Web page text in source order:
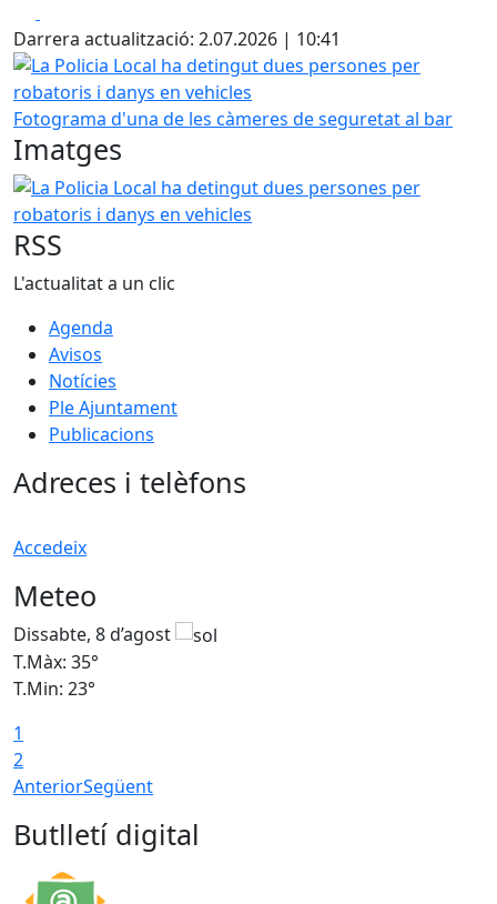
Darrera actualització: 2.07.2026 | 10:41
La Policia Local ha detingut dues persones per robatoris
Fotograma d'una de les càmeres de seguretat al bar
Imatges
La Policia Local ha detingut dues persones per robatoris
RSS
L'actualitat a un clic
Agenda
Avisos
Notícies
Ple Ajuntament
Publicacions
Adreces i telèfons
Accedeix
Meteo
Dissabte, 8 d’agost
T.Màx: 35°
T.Min: 23°
1
2
AnteriorSegüent
Butlletí digital